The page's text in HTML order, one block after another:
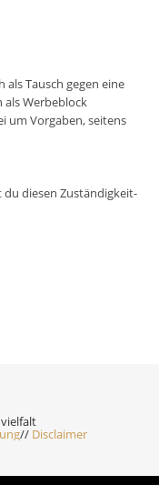
als Tausch gegen eine
als Werbeblock
um Vorgaben, seitens
du diesen Zuständigkeit-
// Disclaimer